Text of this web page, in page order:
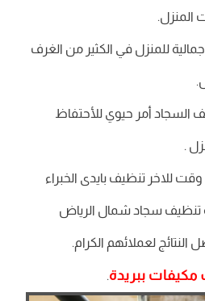
المنزل.
للمنزل في الكثير من الغرف
السجاد أمر حيوي للأحتفاظ
.
للاخر تنظيف بايدى الخبراء
تنظيف سجاد شمال الرياض
لعملائهم الكرام.
ببريدة.